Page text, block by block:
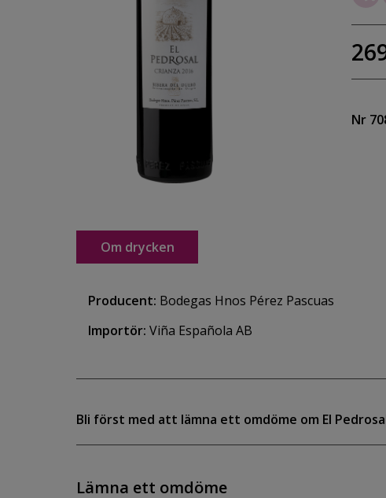
Nr
Om drycken
Producent: Bodegas Hnos Pérez Pascuas
Importör: Viña Española AB
Bli först med att lämna ett omdöme om El
Lämna ett omdöme